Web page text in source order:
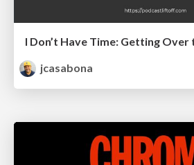
jcasabona